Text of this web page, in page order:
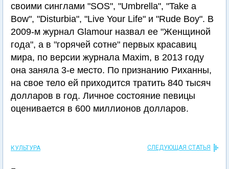
своими синглами "SOS", "Umbrella", "Take a
Bow", "Disturbia", "Live Your Life" и "Rude Boy". В
2009-м журнал Glamour назвал ее "Женщиной
года", а в "горячей сотне" первых красавиц
мира, по версии журнала Maxim, в 2013 году
она заняла 3-е место. По признанию Риханны,
на свое тело ей приходится тратить 840 тысяч
долларов в год. Личное состояние певицы
оценивается в 600 миллионов долларов.
КУЛЬТУРА СЛЕДУЮЩАЯ СТАТЬЯ